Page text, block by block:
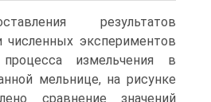
результатов
численных экспериментов
измельчения в
мельнице, на рисунке
сравнение значений